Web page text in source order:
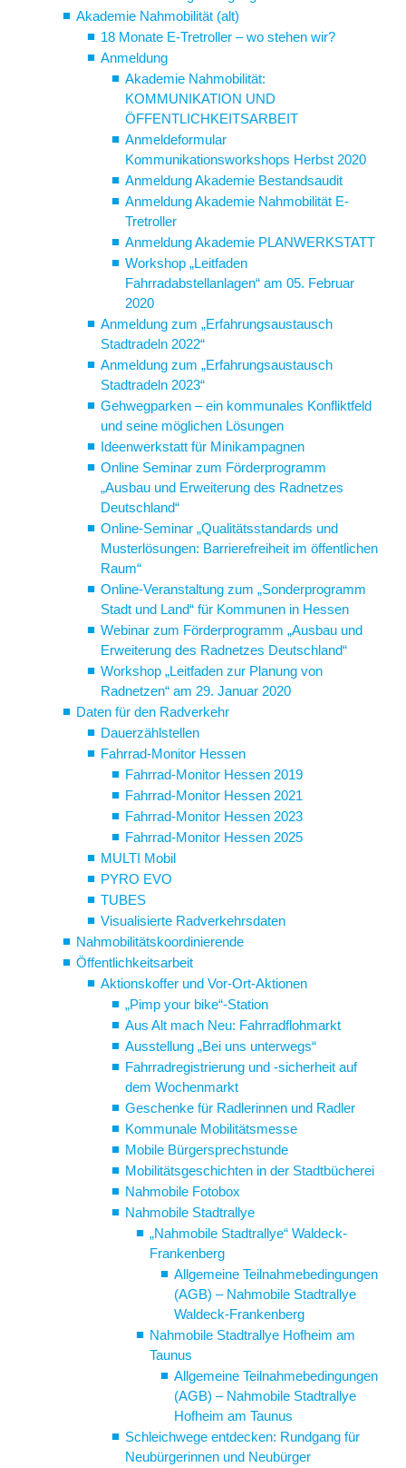
Akademie Nahmobilität (alt)
18 Monate E-Tretroller – wo stehen wir?
Anmeldung
Akademie Nahmobilität:
KOMMUNIKATION UND
ÖFFENTLICHKEITSARBEIT
Anmeldeformular
Kommunikationsworkshops Herbst 2020
Anmeldung Akademie Bestandsaudit
Anmeldung Akademie Nahmobilität E-
Tretroller
Anmeldung Akademie PLANWERKSTATT
Workshop „Leitfaden
Fahrradabstellanlagen“ am 05. Februar
2020
Anmeldung zum „Erfahrungsaustausch
Stadtradeln 2022“
Anmeldung zum „Erfahrungsaustausch
Stadtradeln 2023“
Gehwegparken – ein kommunales Konfliktfeld
und seine möglichen Lösungen
Ideenwerkstatt für Minikampagnen
Online Seminar zum Förderprogramm
„Ausbau und Erweiterung des Radnetzes
Deutschland“
Online-Seminar „Qualitätsstandards und
Musterlösungen: Barrierefreiheit im öffentlichen
Raum“
Online-Veranstaltung zum „Sonderprogramm
Stadt und Land“ für Kommunen in Hessen
Webinar zum Förderprogramm „Ausbau und
Erweiterung des Radnetzes Deutschland“
Workshop „Leitfaden zur Planung von
Radnetzen“ am 29. Januar 2020
Daten für den Radverkehr
Dauerzählstellen
Fahrrad-Monitor Hessen
Fahrrad-Monitor Hessen 2019
Fahrrad-Monitor Hessen 2021
Fahrrad-Monitor Hessen 2023
Fahrrad-Monitor Hessen 2025
MULTI Mobil
PYRO EVO
TUBES
Visualisierte Radverkehrsdaten
Nahmobilitätskoordinierende
Öffentlichkeitsarbeit
Aktionskoffer und Vor-Ort-Aktionen
„Pimp your bike“-Station
Aus Alt mach Neu: Fahrradflohmarkt
Ausstellung „Bei uns unterwegs“
Fahrradregistrierung und -sicherheit auf
dem Wochenmarkt
Geschenke für Radlerinnen und Radler
Kommunale Mobilitätsmesse
Mobile Bürgersprechstunde
Mobilitätsgeschichten in der Stadtbücherei
Nahmobile Fotobox
Nahmobile Stadtrallye
„Nahmobile Stadtrallye“ Waldeck-
Frankenberg
Allgemeine Teilnahmebedingungen
(AGB) – Nahmobile Stadtrallye
Waldeck-Frankenberg
Nahmobile Stadtrallye Hofheim am
Taunus
Allgemeine Teilnahmebedingungen
(AGB) – Nahmobile Stadtrallye
Hofheim am Taunus
Schleichwege entdecken: Rundgang für
Neubürgerinnen und Neubürger